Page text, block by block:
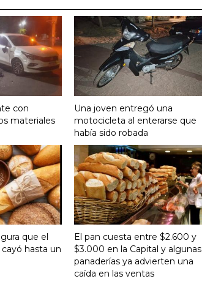
con
materiales
Una joven entregó una
motocicleta al enterarse que
había sido robada
que el
hasta un
El pan cuesta entre $2.600 y
$3.000 en la Capital y algunas
panaderías ya advierten una
caída en las ventas